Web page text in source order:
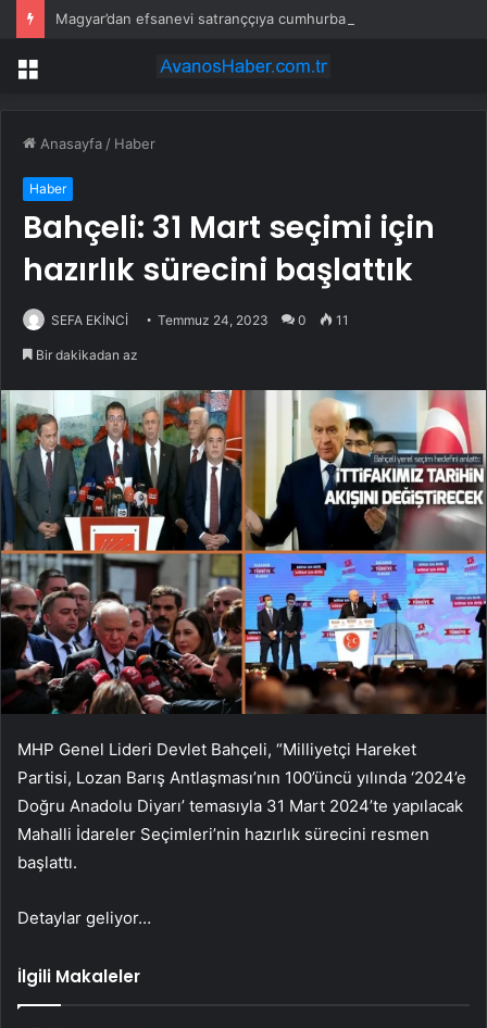
Magyar’dan efsanevi satranççıya cumhurbaşkanlığı teklifi
Menü
Anasayfa / Haber
Haber
Bahçeli: 31 Mart seçimi için
hazırlık sürecini başlattık
SEFA EKİNCİ Temmuz 24, 2023 0 11
Bir dakikadan az
MHP Genel Lideri Devlet Bahçeli, “Milliyetçi Hareket
Partisi, Lozan Barış Antlaşması’nın 100’üncü yılında ‘2024’e
Doğru Anadolu Diyarı’ temasıyla 31 Mart 2024’te yapılacak
Mahalli İdareler Seçimleri’nin hazırlık sürecini resmen
başlattı.
Detaylar geliyor…
İlgili Makaleler